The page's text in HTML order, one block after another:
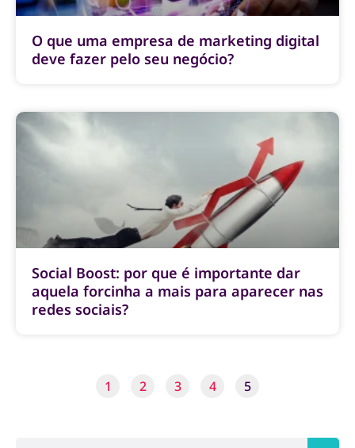
O que uma empresa de marketing digital
deve fazer pelo seu negócio?
Social Boost: por que é importante dar
aquela forcinha a mais para aparecer nas
redes sociais?
1 2 3 4 5